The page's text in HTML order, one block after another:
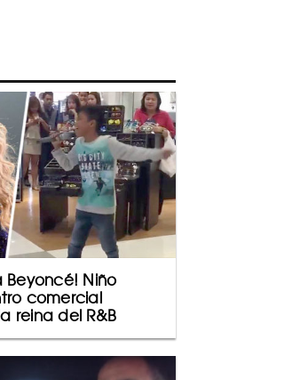
Beyoncé! Niño
comercial
reina del R&B